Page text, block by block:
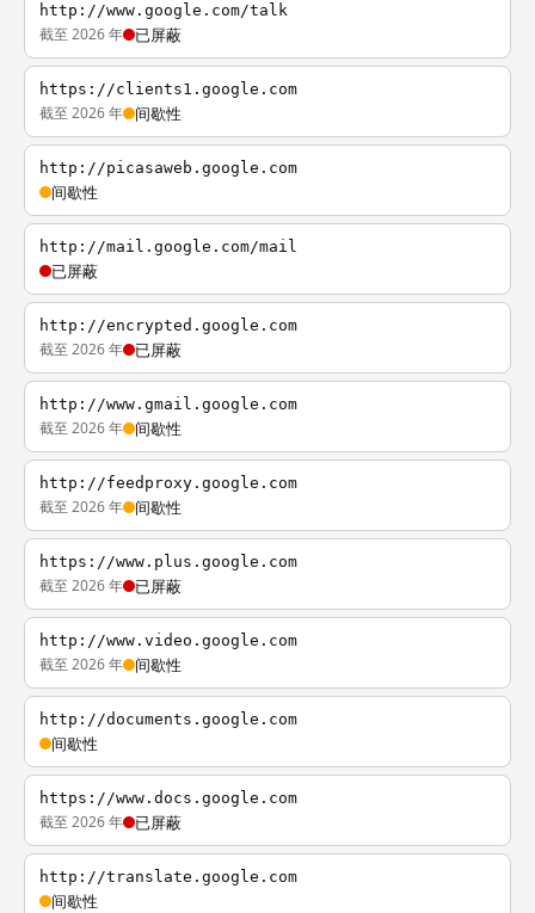
http://www.google.com/talk
截至 2026 年 已屏蔽
https://clients1.google.com
截至 2026 年 间歇性
http://picasaweb.google.com
间歇性
http://mail.google.com/mail
已屏蔽
http://encrypted.google.com
截至 2026 年 已屏蔽
http://www.gmail.google.com
截至 2026 年 间歇性
http://feedproxy.google.com
截至 2026 年 间歇性
https://www.plus.google.com
截至 2026 年 已屏蔽
http://www.video.google.com
截至 2026 年 间歇性
http://documents.google.com
间歇性
https://www.docs.google.com
截至 2026 年 已屏蔽
http://translate.google.com
间歇性